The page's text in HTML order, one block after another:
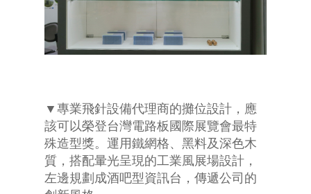
▼專業飛針設備代理商的攤位設計，應
該可以榮登台灣電路板國際展覽會最特
殊造型獎。運用鐵網格、黑料及深色木
質，搭配暈光呈現的工業風展場設計，
左邊規劃成酒吧型資訊台，傳遞公司的